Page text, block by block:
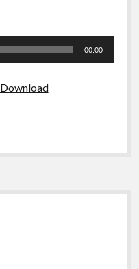
00:00
Download